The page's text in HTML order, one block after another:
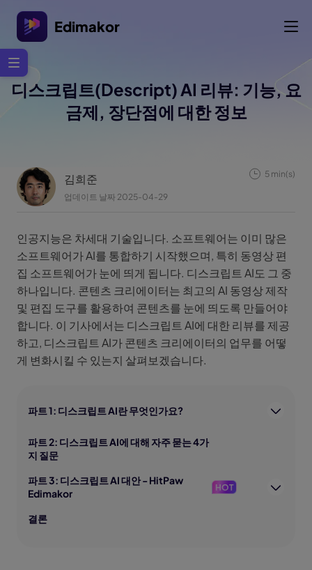
Edimakor
디스크립트(Descript) AI 리뷰: 기능, 요
금제, 장단점에 대한 정보
김희준
업데이트 날짜 2025-04-29
5 min(s)
인공지능은 차세대 기술입니다. 소프트웨어는 이미 많은
소프트웨어가 AI를 통합하기 시작했으며, 특히 동영상 편
집 소프트웨어가 눈에 띄게 됩니다. 디스크립트 AI도 그 중
하나입니다. 콘텐츠 크리에이터는 최고의 AI 동영상 제작
및 편집 도구를 활용하여 콘텐츠를 눈에 띄도록 만들어야
합니다. 이 기사에서는 디스크립트 AI에 대한 리뷰를 제공
하고, 디스크립트 AI가 콘텐츠 크리에이터의 업무를 어떻
게 변화시킬 수 있는지 살펴보겠습니다.
파트 1: 디스크립트 AI란 무엇인가요?
파트 2: 디스크립트 AI에 대해 자주 묻는 4가
지 질문
파트 3: 디스크립트 AI 대안 - HitPaw
Edimakor
HOT
결론